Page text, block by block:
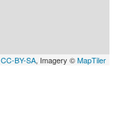
CC-BY-SA, Imagery ©MapTiler